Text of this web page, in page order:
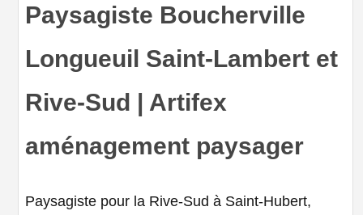
Paysagiste Boucherville
Longueuil Saint-Lambert et
Rive-Sud | Artifex
aménagement paysager
Paysagiste pour la Rive-Sud à Saint-Hubert,